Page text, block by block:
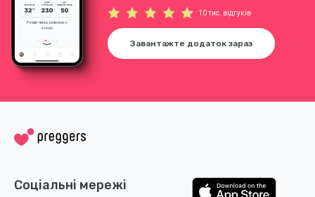
10 тис. відгуків
Завантажте додаток зараз
Соціальні мережі